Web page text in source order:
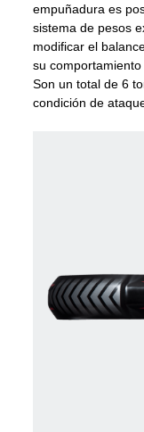
empuñadura es
sistema de pesos
modificar el
su
Son un total de 6
condición de